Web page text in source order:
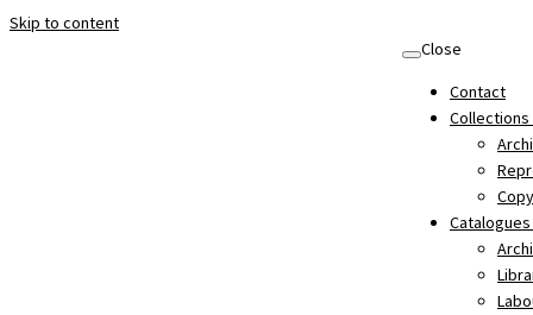
Skip to content
Close
Contact